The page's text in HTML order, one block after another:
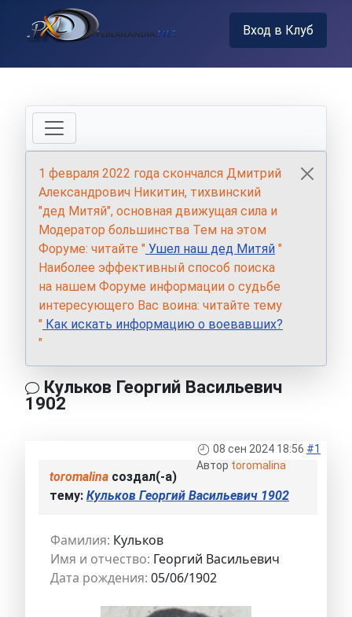
Вход в Клуб
1 февраля 2022 года скончался Дмитрий
Александрович Никитин, тихвинский
"дед Митяй", основная движущая сила и
Модератор большинства Тем на этом
Форуме: читайте " Ушел наш дед Митяй "
Наиболее эффективный способ поиска
на нашем Форуме информации о судьбе
интересующего Вас воина: читайте тему
" Как искать информацию о воевавших?
"
Кульков Георгий Васильевич
1902
08 сен 2024 18:56 #1
Автор toromalina
toromalina создал(-а)
тему: Кульков Георгий Васильевич 1902
Фамилия: Кульков
Имя и отчество: Георгий Васильевич
Дата рождения: 05/06/1902